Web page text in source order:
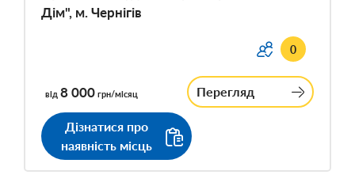
Дім", м. Чернігів
0
від 8 000 грн/місяц Перегляд
Дізнатися про
наявність місць